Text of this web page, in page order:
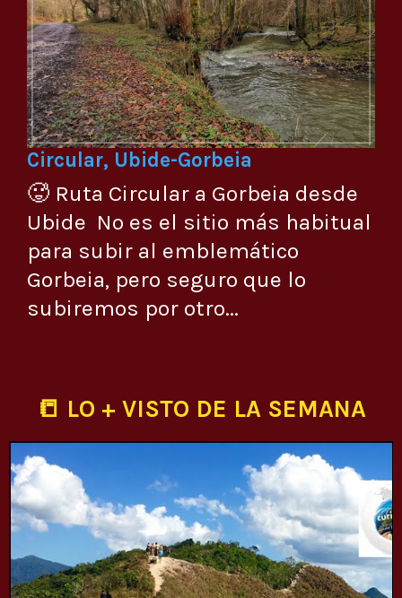
Circular, Ubide-Gorbeia
🥵 Ruta Circular a Gorbeia desde
Ubide No es el sitio más habitual
para subir al emblemático
Gorbeia, pero seguro que lo
subiremos por otro...
📒 LO + VISTO DE LA SEMANA